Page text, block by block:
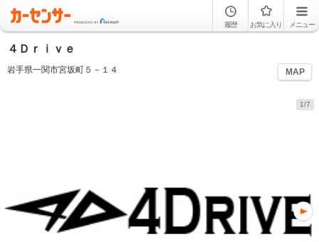
履歴 お気に入り メニュー
４Ｄｒｉｖｅ
岩手県一関市宮坂町５－１４ MAP
1/7